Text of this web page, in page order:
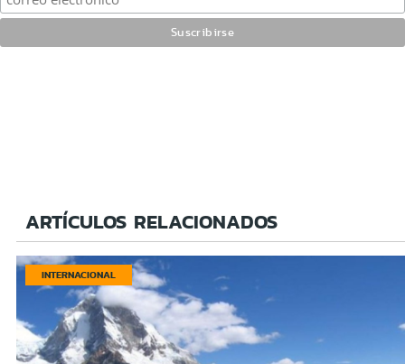
ARTÍCULOS RELACIONADOS
INTERNACIONAL